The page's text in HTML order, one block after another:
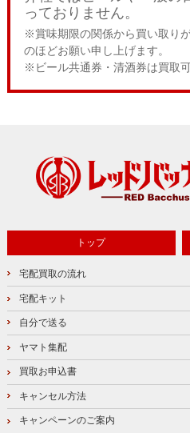
っておりません。
※賞味期限の関係から買い取り
のほどお願い申し上げます。
※ビール共通券・清酒券は買取可
トップ
宅配買取の流れ
宅配キット
自分で送る
ヤマト集配
買取お申込書
キャンセル方法
キャンペーンのご案内